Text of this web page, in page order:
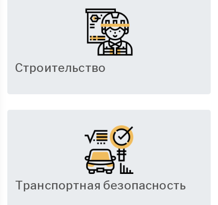
Строительство
Транспортная безопасность